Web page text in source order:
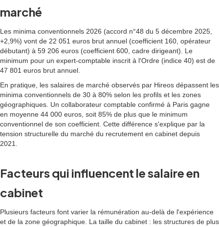
marché
Les minima conventionnels 2026 (accord n°48 du 5 décembre 2025,
+2,9%) vont de 22 051 euros brut annuel (coefficient 160, opérateur
débutant) à 59 206 euros (coefficient 600, cadre dirigeant). Le
minimum pour un expert-comptable inscrit à l'Ordre (indice 40) est de
47 801 euros brut annuel.
En pratique, les salaires de marché observés par Hireos dépassent les
minima conventionnels de 30 à 80% selon les profils et les zones
géographiques. Un collaborateur comptable confirmé à Paris gagne
en moyenne 44 000 euros, soit 85% de plus que le minimum
conventionnel de son coefficient. Cette différence s'explique par la
tension structurelle du marché du recrutement en cabinet depuis
2021.
Facteurs qui influencent le salaire en
cabinet
Plusieurs facteurs font varier la rémunération au-delà de l'expérience
et de la zone géographique. La taille du cabinet : les structures de plus